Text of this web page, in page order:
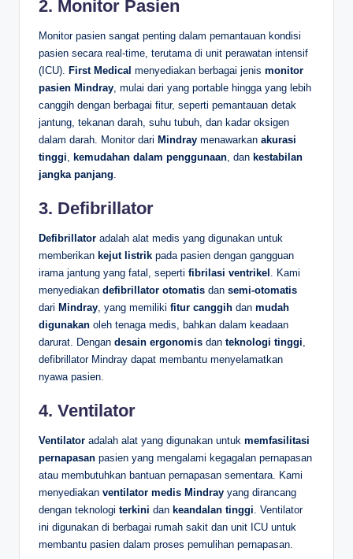
2. Monitor Pasien
Monitor pasien sangat penting dalam pemantauan kondisi
pasien secara real-time, terutama di unit perawatan intensif
(ICU). First Medical menyediakan berbagai jenis monitor
pasien Mindray , mulai dari yang portable hingga yang lebih
canggih dengan berbagai fitur, seperti pemantauan detak
jantung, tekanan darah, suhu tubuh, dan kadar oksigen
dalam darah. Monitor dari Mindray menawarkan akurasi
tinggi kemudahan dalam penggunaan , dan kestabilan
jangka panjang
3. Defibrillator
Defibrillator adalah alat medis yang digunakan untuk
memberikan kejut listrik pada pasien dengan gangguan
irama jantung yang fatal, seperti fibrilasi ventrikel . Kami
menyediakan defibrillator otomatis dan semi-otomatis
dari Mindray , yang memiliki fitur canggih dan mudah
digunakan oleh tenaga medis, bahkan dalam keadaan
darurat. Dengan desain ergonomis dan teknologi tinggi
defibrillator Mindray dapat membantu menyelamatkan
nyawa pasien.
4. Ventilator
Ventilator adalah alat yang digunakan untuk memfasilitasi
pernapasan pasien yang mengalami kegagalan pernapasan
atau membutuhkan bantuan pernapasan sementara. Kami
menyediakan ventilator medis Mindray yang dirancang
dengan teknologi terkini dan keandalan tinggi . Ventilator
ini digunakan di berbagai rumah sakit dan unit ICU untuk
membantu pasien dalam proses pemulihan pernapasan.